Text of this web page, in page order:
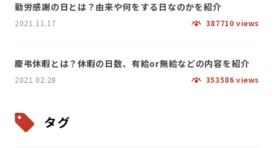
勤労感謝の日とは？由来や何をする日なのかを紹介
2021.11.17 387710 views
慶弔休暇とは？休暇の日数、有給or無給などの内容を紹介
2021.02.28 353586 views
タグ